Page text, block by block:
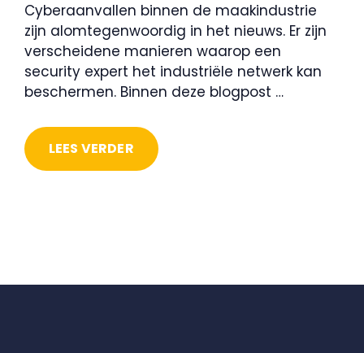
Cyberaanvallen binnen de maakindustrie
zijn alomtegenwoordig in het nieuws. Er zijn
verscheidene manieren waarop een
security expert het industriële netwerk kan
beschermen. Binnen deze blogpost …
LEES VERDER